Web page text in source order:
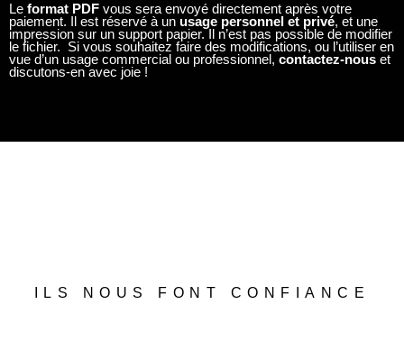
Le format PDF vous sera envoyé directement après votre
paiement. Il est réservé à un usage personnel et privé, et une
impression sur un support papier. Il n’est pas possible de modifier
le fichier. Si vous souhaitez faire des modifications, ou l’utiliser en
vue d’un usage commercial ou professionnel, contactez-nous et
discutons-en avec joie !
ILS NOUS FONT CONFIANCE